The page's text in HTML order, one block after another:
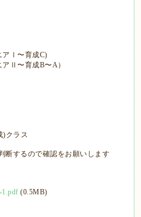
アⅠ〜育成C)
アⅡ〜育成B〜A）
)クラス
断するので確認をお願いします
1.pdf (0.5MB)